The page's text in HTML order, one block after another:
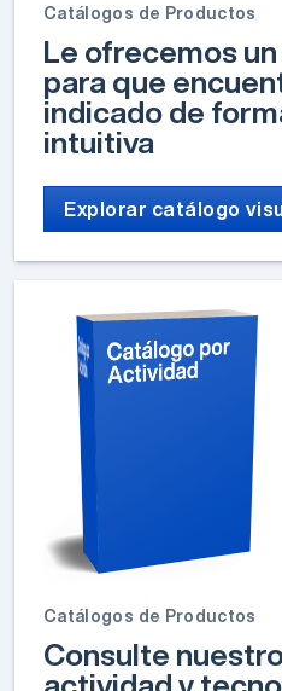
Catálogos de Productos
Le ofrecemos
para que
indicado de
intuitiva
Explorar catálogo
Catálogos de Productos
Consulte
actividad y